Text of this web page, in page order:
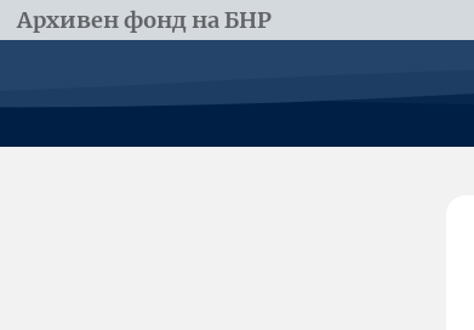
Архивен фонд на БНР